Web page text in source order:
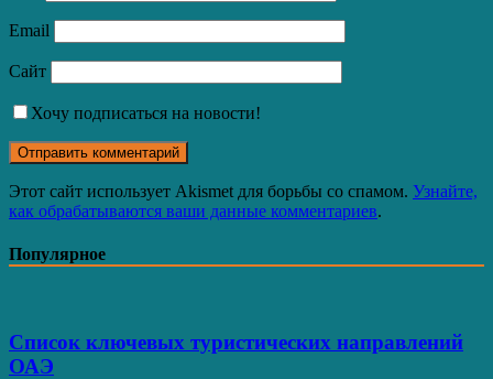
Email
Сайт
Хочу подписаться на новости!
Этот сайт использует Akismet для борьбы со спамом. Узнайте,
как обрабатываются ваши данные комментариев.
Популярное
Список ключевых туристических направлений
ОАЭ